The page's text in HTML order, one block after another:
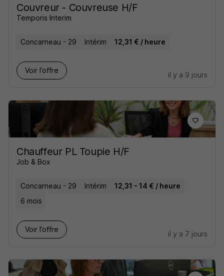
Couvreur - Couvreuse H/F
Temporis Interim
Concarneau - 29 Intérim 12,31 € / heure
Voir l’offre
il y a 9 jours
Chauffeur PL Toupie H/F
Job & Box
Concarneau - 29 Intérim
12,31 - 14 € / heure
6 mois
Voir l’offre
il y a 7 jours